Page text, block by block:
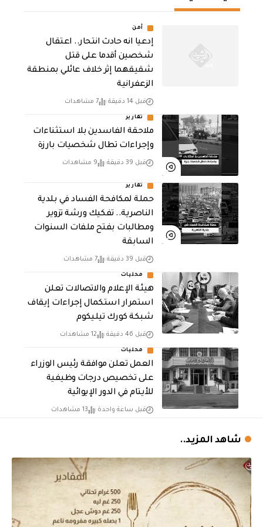
أمن
إدعيا انه حادث انتحار.. اعتقال
شخصين أقدما على قتل
شقيقهما إثر خلاف عائلي بمنطقة
الزعفرانية
قبل 14 دقيقة 7 مشاهدات
تقارير
ملاحقة الفاسدين بلا استثناءات
وإجراءات تطال شخصيات بارزة
قبل 39 دقيقة 9 مشاهدات
تقارير
حملة لمكافحة الفساد في بلدية
الناصرية.. تفكيك ورشة تزوير
ومطالبات بفتح ملفات السنوات
السابقة
قبل 39 دقيقة 7 مشاهدات
محليات
هيئة الإعلام والاتصالات تعلن
استمرار استكمال إجراءات إيقاف
شبكة كورك تيليكوم
قبل 46 دقيقة 12 مشاهدات
محليات
العمل تعلن موافقة رئيس الوزراء
على تخصيص درجات وظيفية
للأيتام في الدور الإيوائية
قبل ساعة واحدة 13 مشاهدات
شاهد المزيد..